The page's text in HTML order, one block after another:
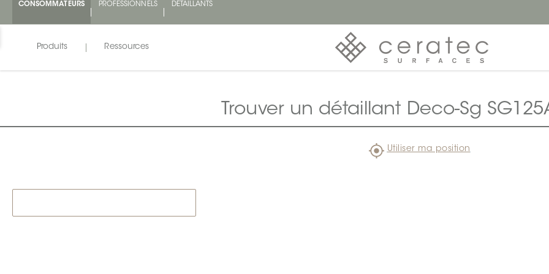
CONSOMMATEURS PROFESSIONNELS
DÉTAILLANTS
Produits Ressources
Trouver un détaillant Deco-Sg
Utiliser ma position